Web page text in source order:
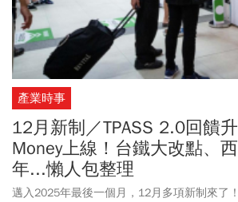
產業時事
12月新制／TPASS 2.0回饋
Money上線！台鐵大改點、
年...懶人包整理
邁入2025年最後一個月，12月多項新制來了